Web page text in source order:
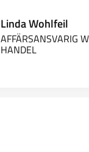
Linda Wohlfeil
AFFÄRSANSVARIG
HANDEL